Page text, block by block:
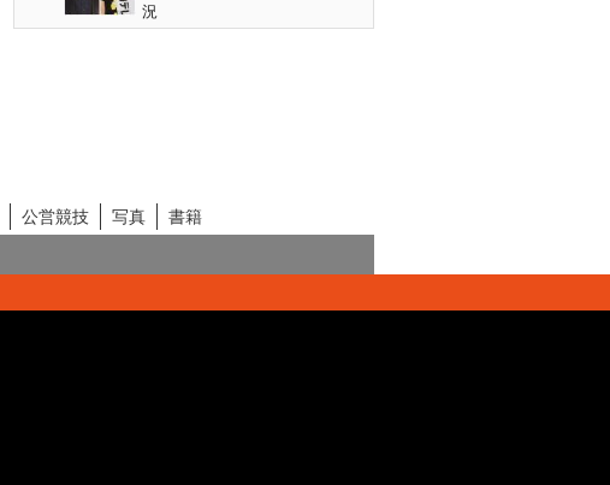
況
公営競技 写真
書籍